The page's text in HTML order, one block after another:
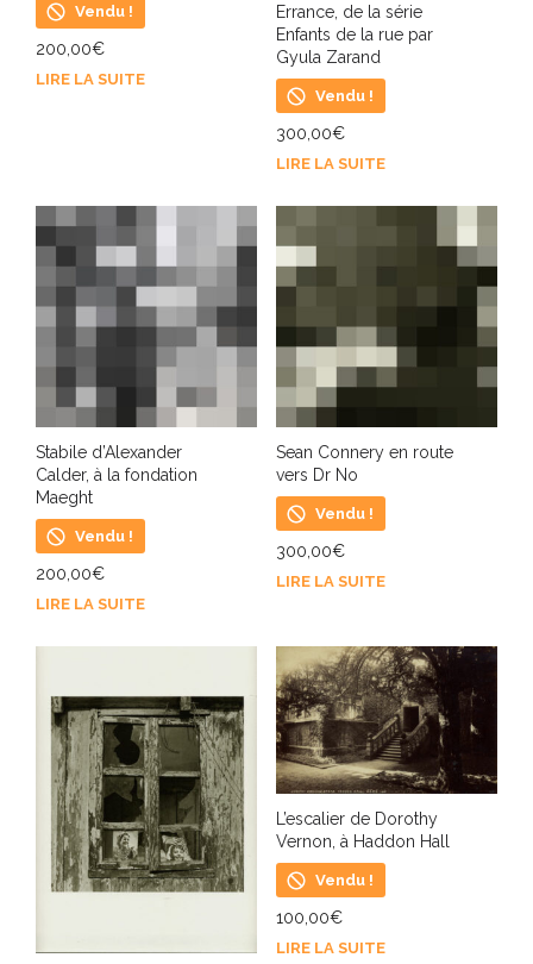
Vendu !
200,00€
LIRE LA SUITE
Errance, de la série
Enfants de la rue par
Gyula Zarand
Vendu !
300,00€
LIRE LA SUITE
Stabile d’Alexander
Calder, à la fondation
Maeght
Vendu !
200,00€
LIRE LA SUITE
Sean Connery en route
vers Dr No
Vendu !
300,00€
LIRE LA SUITE
L’escalier de Dorothy
Vernon, à Haddon Hall
Vendu !
100,00€
LIRE LA SUITE